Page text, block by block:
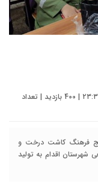
شناسه خبر : 14300 | تاریخ انتشار : ۲۶ اسفند ۱۴۰۳ - ۲۳:۳۵ | 400 بازدید | تعداد
فرهنگ کاشت درخت و
شهرستان اقدام به تولید